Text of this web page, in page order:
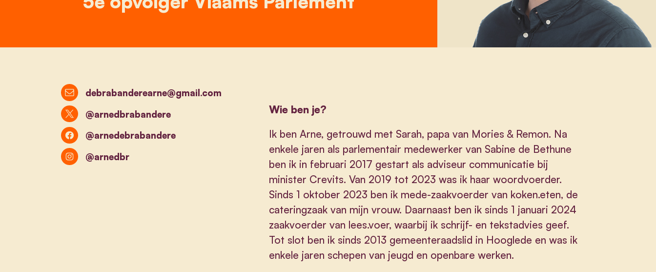
Wie ben je?
Ik ben Arne, getrouwd met Sarah, papa van Mories & Remon. Na
enkele jaren als parlementair medewerker van Sabine de Bethune
ben ik in februari 2017 gestart als adviseur communicatie bij
minister Crevits. Van 2019 tot 2023 was ik haar woordvoerder.
Sinds 1 oktober 2023 ben ik mede-zaakvoerder van koken.eten, de
cateringzaak van mijn vrouw. Daarnaast ben ik sinds 1 januari 2024
zaakvoerder van lees.voer, waarbij ik schrijf- en tekstadvies geef.
Tot slot ben ik sinds 2013 gemeenteraadslid in Hooglede en was ik
enkele jaren schepen van jeugd en openbare werken.
debrabanderearne@gmail.com
@arnedbrabandere
@arnedebrabandere
@arnedbr